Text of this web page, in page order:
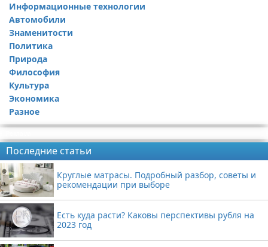
Информационные технологии
Автомобили
Знаменитости
Политика
Природа
Философия
Культура
Экономика
Разное
Последние статьи
Круглые матрасы. Подробный разбор, советы и
рекомендации при выборе
Есть куда расти? Каковы перспективы рубля на
2023 год